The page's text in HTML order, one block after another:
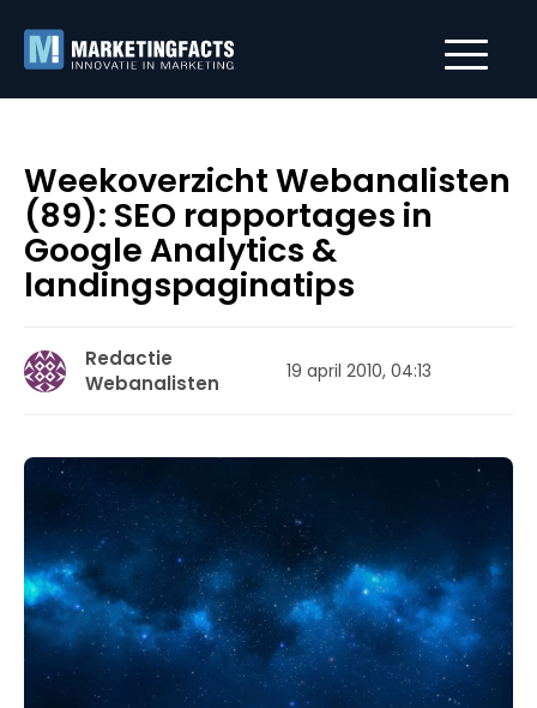
Weekoverzicht Webanalisten
(89): SEO rapportages in
Google Analytics &
landingspaginatips
Redactie
Webanalisten
19 april 2010, 04:13